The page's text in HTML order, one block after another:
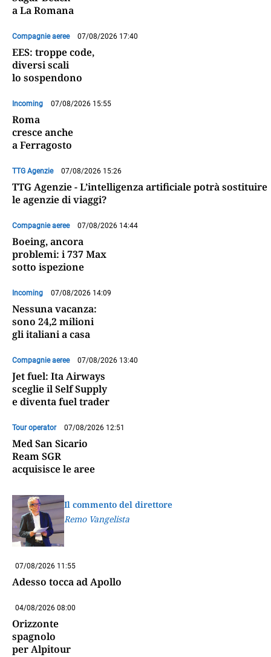
a La Romana
Compagnie aeree 07/08/2026 17:40
EES: troppe code,
diversi scali
lo sospendono
Incoming 07/08/2026 15:55
Roma
cresce anche
a Ferragosto
TTG Agenzie 07/08/2026 15:26
TTG Agenzie - L’intelligenza artificiale potrà sostituire
le agenzie di viaggi?
Compagnie aeree 07/08/2026 14:44
Boeing, ancora
problemi: i 737 Max
sotto ispezione
Incoming 07/08/2026 14:09
Nessuna vacanza:
sono 24,2 milioni
gli italiani a casa
Compagnie aeree 07/08/2026 13:40
Jet fuel: Ita Airways
sceglie il Self Supply
e diventa fuel trader
Tour operator 07/08/2026 12:51
Med San Sicario
Ream SGR
acquisisce le aree
Il commento del direttore
Remo Vangelista
07/08/2026 11:55
Adesso tocca ad Apollo
04/08/2026 08:00
Orizzonte
spagnolo
per Alpitour